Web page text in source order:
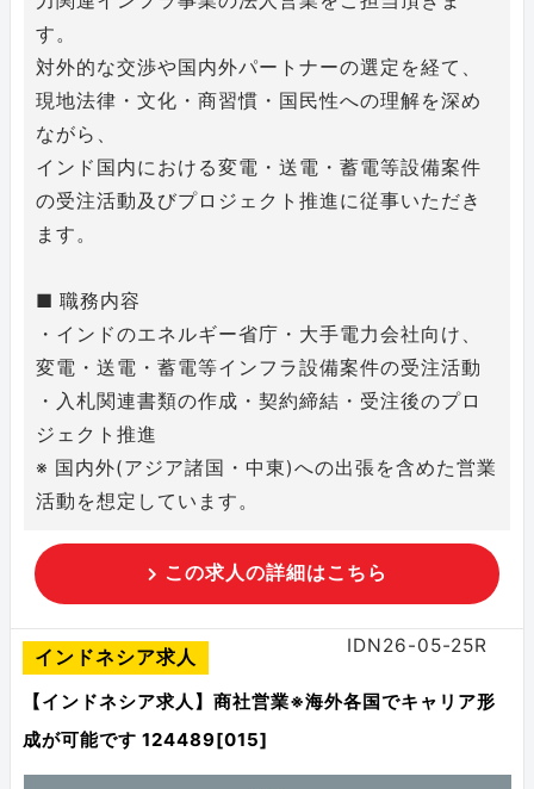
す。
対外的な交渉や国内外パートナーの選定を経て、
現地法律・文化・商習慣・国民性への理解を深め
ながら、
インド国内における変電・送電・蓄電等設備案件
の受注活動及びプロジェクト推進に従事いただき
ます。
■ 職務内容
・インドのエネルギー省庁・大手電力会社向け、
変電・送電・蓄電等インフラ設備案件の受注活動
・入札関連書類の作成・契約締結・受注後のプロ
ジェクト推進
※ 国内外(アジア諸国・中東)への出張を含めた営業
活動を想定しています。
この求人の詳細はこちら
インドネシア求人
IDN26-05-25R
【インドネシア求人】商社営業※海外各国でキャリア形
成が可能です 124489[015]